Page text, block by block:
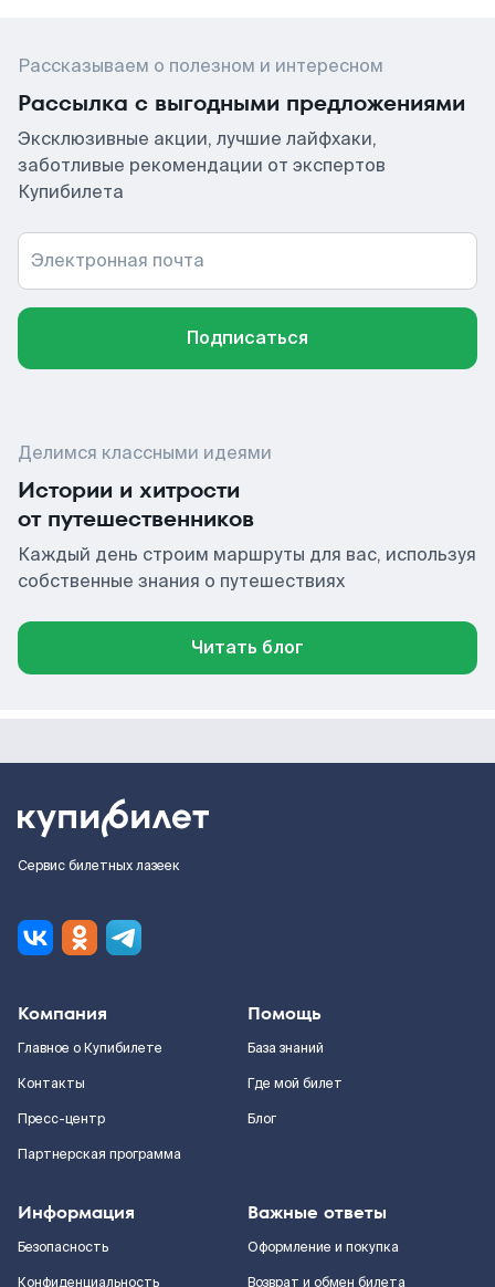
Рассказываем о полезном и интересном
Рассылка с выгодными предложениями
Эксклюзивные акции, лучшие лайфхаки,
заботливые рекомендации от экспертов
Купибилета
Электронная почта
Подписаться
Делимся классными идеями
Истории и хитрости
от путешественников
Каждый день строим маршруты для вас, используя
собственные знания о путешествиях
Читать блог
Сервис билетных лазеек
Компания
Главное о Купибилете
Контакты
Пресс-центр
Партнерская программа
Помощь
База знаний
Где мой билет
Блог
Информация
Безопасность
Конфиденциальность
Важные ответы
Оформление и покупка
Возврат и обмен билета